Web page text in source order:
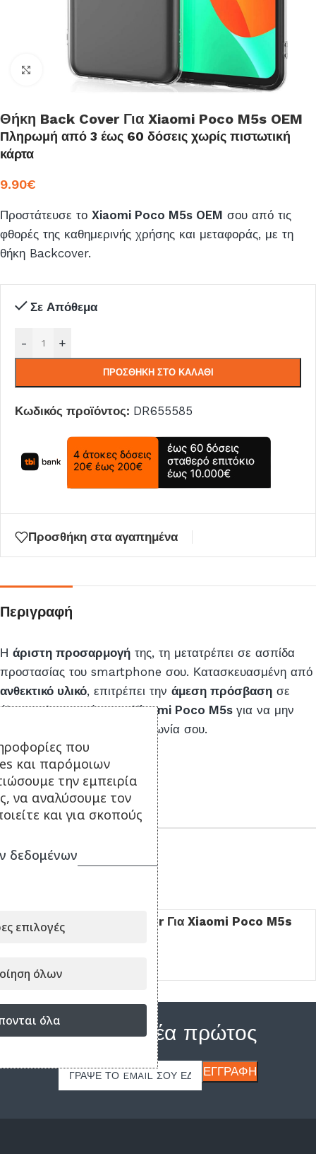
Click to enlarge
Θήκη Back Cover Για Xiaomi Poco M5s OEM
Πληρωμή από 3 έως 60 δόσεις χωρίς πιστωτική
κάρτα
9.90€
Προστάτευσε το Xiaomi Poco M5s OEM σου από τις
φθορές της καθημερινής χρήσης και μεταφοράς, με τη
θήκη Backcover.
Σε Απόθεμα
- +
ΠΡΟΣΘΉΚΗ ΣΤΟ ΚΑΛΆΘΙ
Κωδικός προϊόντος: DR655585
Προσθήκη στα αγαπημένα
Περιγραφή
Η άριστη προσαρμογή της, τη μετατρέπει σε ασπίδα
προστασίας του smartphone σου. Κατασκευασμένη από
ανθεκτικό υλικό, επιτρέπει την άμεση πρόσβαση σε
όλες τις λειτουργίες τουXiaomi Poco M5s για να μην
εμποδίζει τίποτα την επικοινωνία σου.
ΣΥΝΔΥΑΣΕ ΤΟ ΜΕ...
Θήκη Back Cover Για Xiaomi Poco M5s
OEM
Μάθε τα νέα πρώτος
που
και παρόμοιων
την εμπειρία
να αναλύσουμε τον
και για σκοπούς
δεδομένων
επιλογές
όλων
όλα